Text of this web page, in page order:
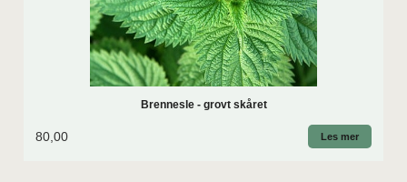
Brennesle - grovt skåret
80,00 Les mer